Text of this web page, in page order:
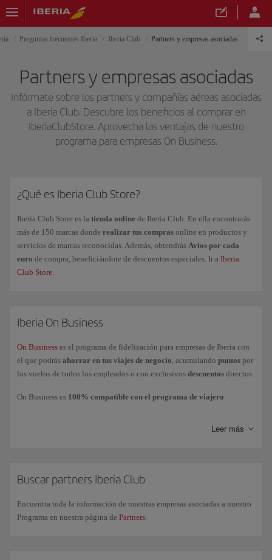
Preguntas frecuentes Iberia Iberia Club Partners y empresas asociadas
Partners y empresas asociadas
Infórmate sobre los partners y compañías aéreas asociadas
a Iberia Club. Descubre los beneficios al comprar en
IberiaClubStore. Aprovecha las ventajas de nuestro
programa para empresas On Business.
¿Qué es Iberia Club Store?
Iberia Club Store es la tienda online de Iberia Club. En ella encontrarás
más de 150 marcas donde realizar tus compras online en productos y
servicios de marcas reconocidas. Además, obtendrás Avios por cada
euro de compra, beneficiándote de descuentos especiales. Ir a Iberia
Club Store.
Iberia On Business
On Business es el programa de fidelización para empresas de Iberia con
el que podrás ahorrar en tus viajes de negocio, acumulando puntos por
los vuelos de todos los empleados o con exclusivos descuentos directos.
On Business es 100% compatible con el programa de viajero
en su cuenta o
American Airlines y realizar mejoras de clases a cabinas superiores con
Si tienes más dudas, consulta nuestra página de
Leer más
Buscar partners Iberia Club
Encuentra toda la información de nuestras empresas asociadas a nuestro
Programa en nuestra página de Partners.